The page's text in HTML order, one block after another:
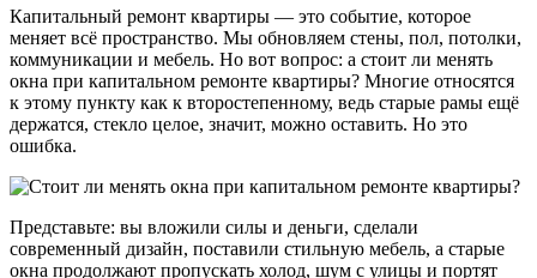
Капитальный ремонт квартиры — это событие, которое
меняет всё пространство. Мы обновляем стены, пол, потолки,
коммуникации и мебель. Но вот вопрос: а стоит ли менять
окна при капитальном ремонте квартиры? Многие относятся
к этому пункту как к второстепенному, ведь старые рамы ещё
держатся, стекло целое, значит, можно оставить. Но это
ошибка.
Представьте: вы вложили силы и деньги, сделали
современный дизайн, поставили стильную мебель, а старые
окна продолжают пропускать холод, шум с улицы и портят